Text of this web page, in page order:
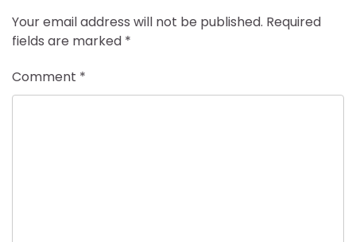
Your email address will not be published. Required
fields are marked *
Comment *